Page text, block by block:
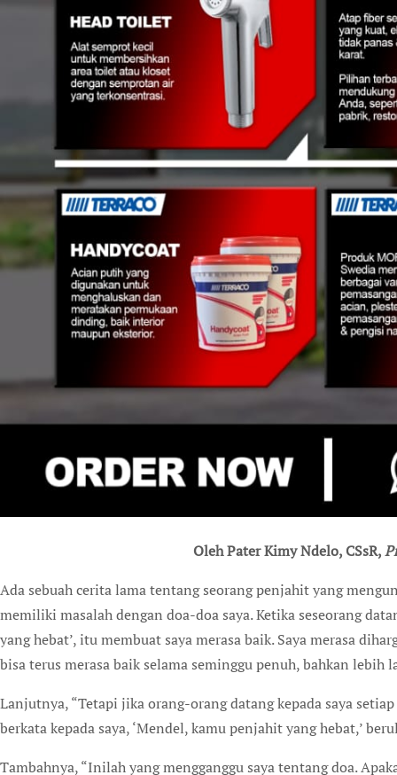
Oleh Pater Kimy Ndelo, CSsR,
Ada sebuah cerita lama tentang seorang penjahit yang
memiliki masalah dengan doa-doa saya. Ketika seseorang
yang hebat’, itu membuat saya merasa baik. Saya merasa
bisa terus merasa baik selama seminggu penuh, bahkan lebih
Lanjutnya, “Tetapi jika orang-orang datang kepada saya
berkata kepada saya, ‘Mendel, kamu penjahit yang hebat,’
Tambahnya, “Inilah yang mengganggu saya tentang doa.